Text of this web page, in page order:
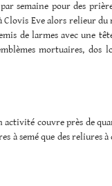
semaine pour des
Eve alors relieur du
de larmes avec une
mortuaires, dos
couvre près de
à semé que des reliures